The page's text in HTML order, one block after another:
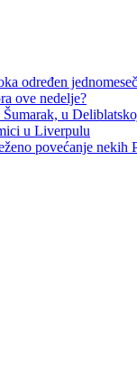
određen
ove nedelje?
u
u Liverpulu
povećanje nekih